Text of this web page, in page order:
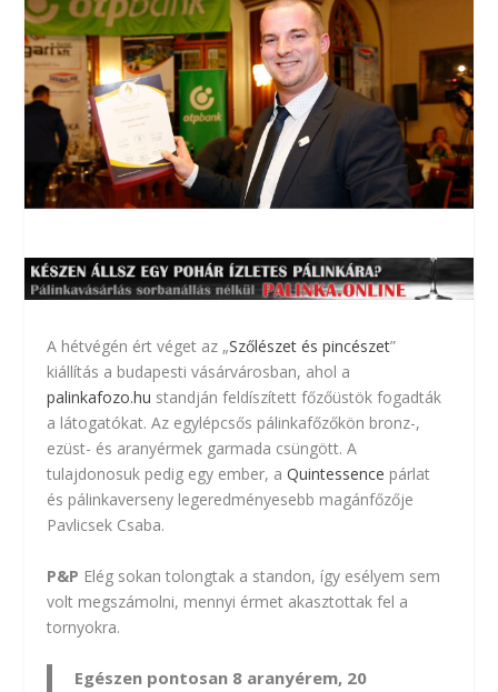
A hétvégén ért véget az „Szőlészet és pincészet”
kiállítás a budapesti vásárvárosban, ahol a
palinkafozo.hu standján feldíszített főzőüstök fogadták
a látogatókat. Az egylépcsős pálinkafőzőkön bronz-,
ezüst- és aranyérmek garmada csüngött. A
tulajdonosuk pedig egy ember, aQuintessence párlat
és pálinkaverseny legeredményesebb magánfőzője
Pavlicsek Csaba.
P&P Elég sokan tolongtak a standon, így esélyem sem
volt megszámolni, mennyi érmet akasztottak fel a
tornyokra.
Egészen pontosan 8 aranyérem, 20